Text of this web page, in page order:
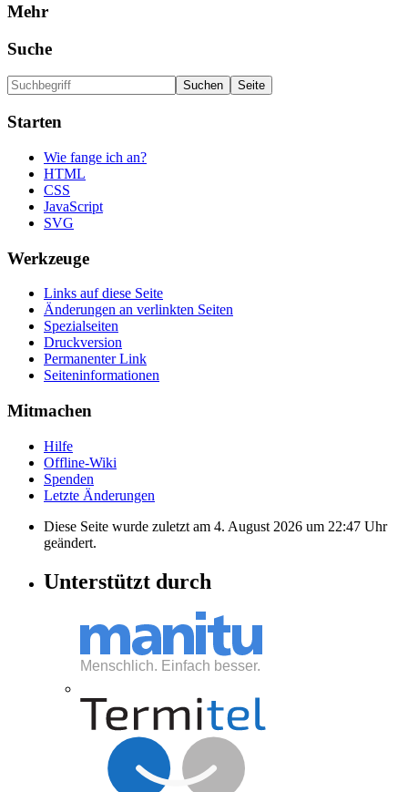
Mehr
Suche
Starten
Wie fange ich an?
HTML
CSS
JavaScript
SVG
Werkzeuge
Links auf diese Seite
Änderungen an verlinkten Seiten
Spezialseiten
Druckversion
Permanenter Link
Seiten­informationen
Mitmachen
Hilfe
Offline-Wiki
Spenden
Letzte Änderungen
Diese Seite wurde zuletzt am 4. August 2026 um 22:47 Uhr
geändert.
Unterstützt durch